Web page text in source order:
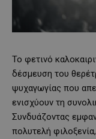
Το φετινό
δέσμευση του
ψυχαγωγίας που
ενισχύουν τη
Συνδυάζοντας
πολυτελή